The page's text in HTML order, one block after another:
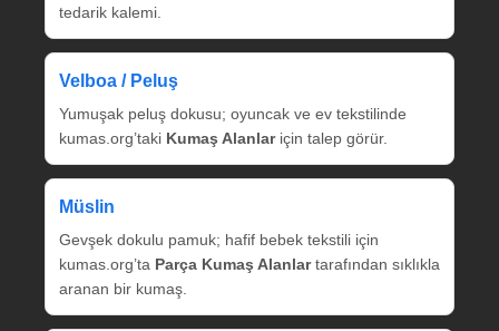
tedarik kalemi.
Velboa / Peluş
Yumuşak peluş dokusu; oyuncak ve ev tekstilinde
kumas.org’taki Kumaş Alanlariçin talep görür.
Müslin
Gevşek dokulu pamuk; hafif bebek tekstili için
kumas.org’ta Parça Kumaş Alanlartarafından sıklıkla
aranan bir kumaş.